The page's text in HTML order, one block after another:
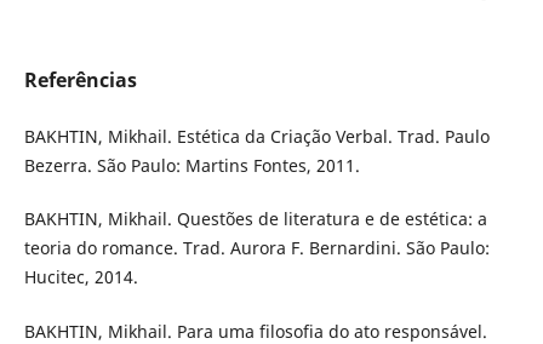
Referências
BAKHTIN, Mikhail. Estética da Criação Verbal. Trad. Paulo
Bezerra. São Paulo: Martins Fontes, 2011.
BAKHTIN, Mikhail. Questões de literatura e de estética: a
teoria do romance. Trad. Aurora F. Bernardini. São Paulo:
Hucitec, 2014.
BAKHTIN, Mikhail. Para uma filosofia do ato responsável.